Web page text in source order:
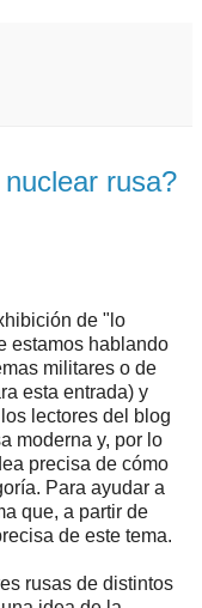
rusa?
de "lo
estamos hablando
militares o de
esta entrada) y
lectores del blog
moderna y, por lo
precisa de cómo
Para ayudar a
que, a partir de
de este tema.
rusas de distintos